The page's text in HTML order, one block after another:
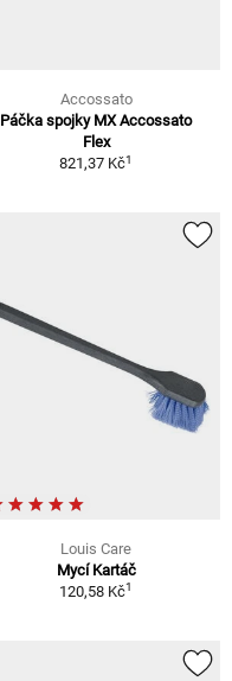
Accossato
Páčka spojky MX Accossato
Flex
821,37 Kč1
Louis Care
Mycí Kartáč
120,58 Kč1